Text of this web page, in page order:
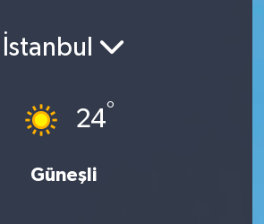
İstanbul
24°
Güneşli